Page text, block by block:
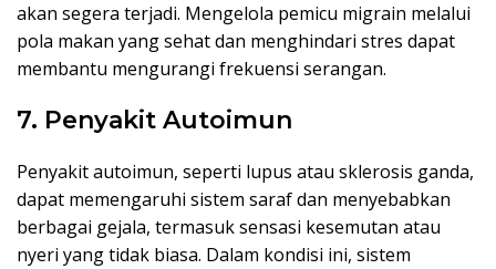
akan segera terjadi. Mengelola pemicu migrain melalui
pola makan yang sehat dan menghindari stres dapat
membantu mengurangi frekuensi serangan.
7. Penyakit Autoimun
Penyakit autoimun, seperti lupus atau sklerosis ganda,
dapat memengaruhi sistem saraf dan menyebabkan
berbagai gejala, termasuk sensasi kesemutan atau
nyeri yang tidak biasa. Dalam kondisi ini, sistem